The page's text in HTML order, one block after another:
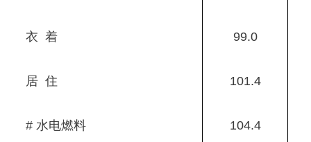
衣 着 99.0
居 住 101.4
# 水电燃料 104.4